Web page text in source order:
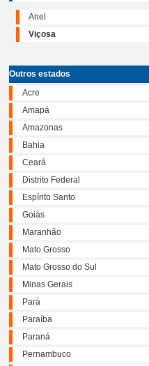
Anel
Viçosa
Outros estados
Acre
Amapá
Amazonas
Bahia
Ceará
Distrito Federal
Espírito Santo
Goiás
Maranhão
Mato Grosso
Mato Grosso do Sul
Minas Gerais
Pará
Paraíba
Paraná
Pernambuco